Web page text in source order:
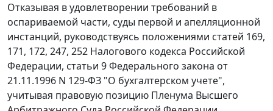
Отказывая в удовлетворении требований в
оспариваемой части, суды первой и апелляционной
инстанций, руководствуясь положениями статей 169,
171, 172, 247, 252 Налогового кодекса Российской
Федерации, статьи 9 Федерального закона от
21.11.1996 N 129-ФЗ "О бухгалтерском учете",
учитывая правовую позицию Пленума Высшего